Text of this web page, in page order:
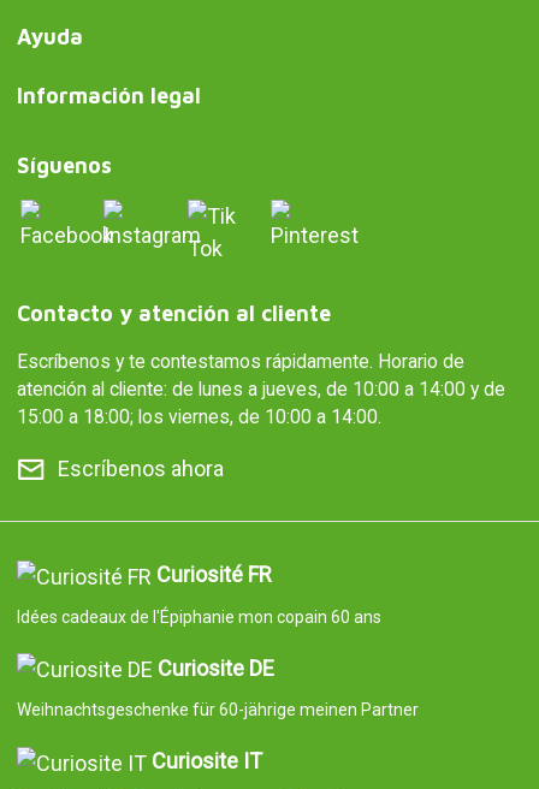
Ayuda
Información legal
Síguenos
Contacto y atención al cliente
Escríbenos y te contestamos rápidamente. Horario de
atención al cliente: de lunes a jueves, de 10:00 a 14:00 y de
15:00 a 18:00; los viernes, de 10:00 a 14:00.
Escríbenos ahora
Curiosité FR
Idées cadeaux de l'Épiphanie mon copain 60 ans
Curiosite DE
Weihnachtsgeschenke für 60-jährige meinen Partner
Curiosite IT